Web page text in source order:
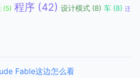
(5) 程序 (42) 设计模式 (8) 车 (8) 迁
Fable这边怎么看